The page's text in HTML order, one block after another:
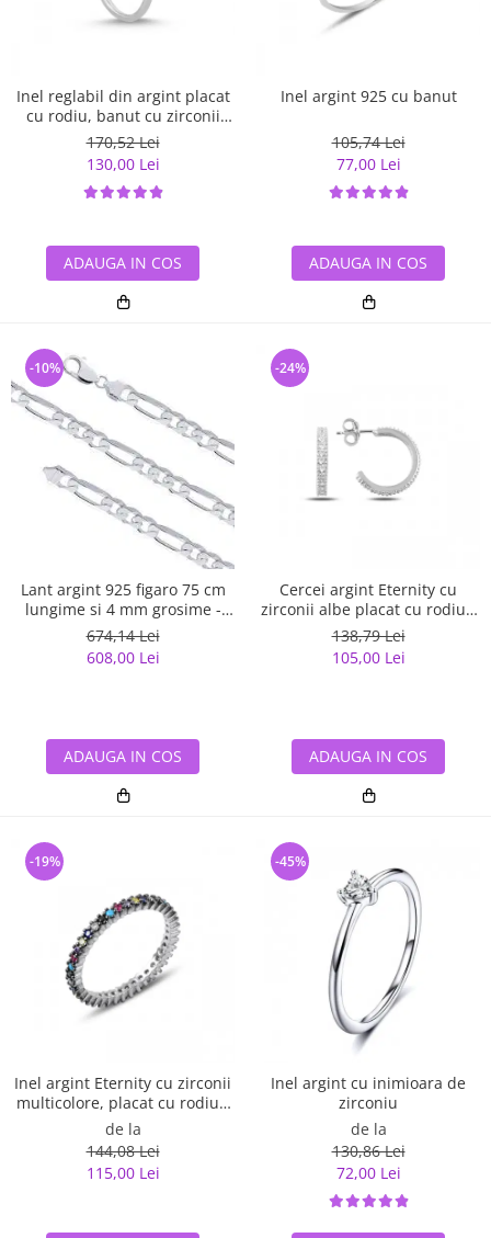
Inel reglabil din argint placat
cu rodiu, banut cu zirconii
albe si albastre
170,52 Lei
130,00 Lei
ADAUGA IN COS
Inel argint 925 cu banut
105,74 Lei
77,00 Lei
ADAUGA IN COS
Lant argint 925 figaro 75 cm
lungime si 4 mm grosime -
Classical You LSX0141
674,14 Lei
608,00 Lei
-10%
ADAUGA IN COS
Cercei argint Eternity cu
zirconii albe placat cu rodiu -
ETU0153
138,79 Lei
105,00 Lei
-24%
ADAUGA IN COS
Inel argint Eternity cu zirconii
multicolore, placat cu rodiu -
ITU0229
de la
144,08 Lei
115,00 Lei
-19%
Inel argint cu inimioara de
zirconiu
de la
130,86 Lei
72,00 Lei
-45%